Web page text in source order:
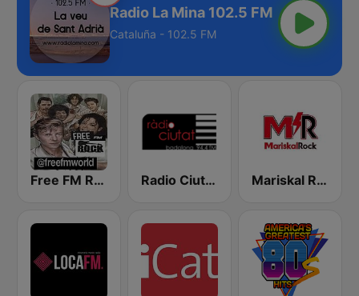
Radio La Mina 102.5 FM
Cataluña - 102.5 FM
Free FM Rock Radio Ciutat de Badalona 94.4 Mariskal Rock